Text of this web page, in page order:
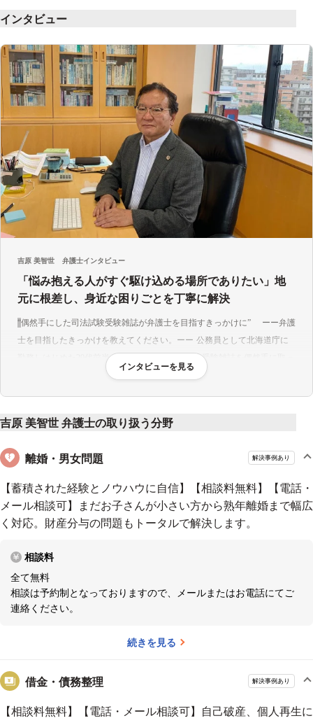
ルタントなどの他業種との連携で、総合的な解決を図っていま
すべての相談、回数を問わず無料で対応
当事務所は札幌市に在り、「どなたでも気軽に相談できる法律
事務所」を目指しております。
あらゆる分野の相談について、時間や回数を問わず無料で対応
しています。
みなさんの生活に密着したお悩みをスムーズに解決します。
取扱事件
不動産事件
労災・交通事故
借金の整理
中小企業の法律顧問
まずは法律相談をご利用ください
法律相談はあくまで相談だけです。その後弁護士に依頼するか
どうかはお客様の自由です。
けましたらご依頼くださいませ。
ご相談における環境
ご依頼前の相談はすべて無料
ご依頼をされる前に行う法律相談はすべて無料です。
をいただき、費用を頂戴しています。
電話・メール相談可、当日・夜間・休日も対応
電話・メールでのご相談にも対応しています。
また、面談が必要な場合、時間があえば当日・夜間・休日
のご相談にも柔軟に対応しておりますので、まずはご都合
をお聞かせください。
趣味
インタビュー
吉原 美智世 弁護士インタビュー
「悩み抱える人がすぐ駆け込める場所でありたい」地
元に根差し、身近な困りごとを丁寧に解決
偶然手にした司法試験受験雑誌が弁護士を目指すきっかけに
ーー弁護
士を目指したきっかけを教えてください。
公務員として北海道庁に
勤務しはじめた20代前半の頃、本屋で司法試験の受験雑誌を偶然手に取っ
たことがきっかけです。書かれていた合格体験記を読み、面白そうだなと
た、職場で異動を希望して、弁護士と関わる機会のある仕事に携わること
初めてでしたが、かえってそれがよかったです。興味の赴くままに新しい
知識を得て、面白さを感じるばかりでした。
闇金問題で画期的最高裁
判決勝ち取る「今も誰かの役に立っていれば嬉しい」
その分野に注力している理由を教えてください。
るとかなり増えました。借金問題は今でも相談が多い分野です。
すが、ひとつひとつの案件に手を抜かず、できる限り依頼者の要望に応え
ることを心がけています。
の場で訴状を作成します。その場で作成することで、必要な情報や証拠が
は、依頼者の要望が法的には難しいと思われることもありますが、頭から
否定しないようにしています。難しいケースであることを伝えた上で「ど
うしても裁判を起こしたい」と依頼者が望む場合には、裁判に臨むことも
インタビューを見る
吉原 美智世 弁護士の取り扱う分野
離婚・男女問題 解決事例あり
【蓄積された経験とノウハウに自信】【相談料無料】【電話・
メール相談可】まだお子さんが小さい方から熟年離婚まで幅広
く対応。財産分与の問題もトータルで解決します。
相談料
全て無料
相談は予約制となっておりますので、メールまたはお電話にてご
連絡ください。
続きを見る
借金・債務整理 解決事例あり
【相談料無料】【電話・メール相談可】自己破産、個人再生に